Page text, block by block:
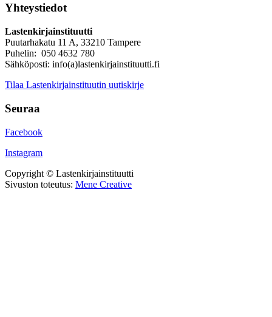
Yhteystiedot
Lastenkirjainstituutti
Puutarhakatu 11 A, 33210 Tampere
Puhelin: 050 4632 780
Sähköposti: info(a)lastenkirjainstituutti.fi
Tilaa Lastenkirjainstituutin uutiskirje
Seuraa
Facebook
Instagram
Copyright © Lastenkirjainstituutti
Sivuston toteutus: Mene Creative